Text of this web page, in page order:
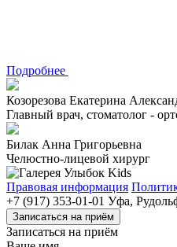
Подробнее
Козорезова Екатерина
Главный врач, стоматолог -
Билак Анна Григорьевна
Челюстно-лицевой хирург
Правовая информация
+7 (917) 353-01-01 Уфа,
Записаться на приём
Записаться на приём